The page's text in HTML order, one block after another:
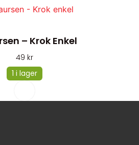
– Krok Enkel
49 kr
1 i lager